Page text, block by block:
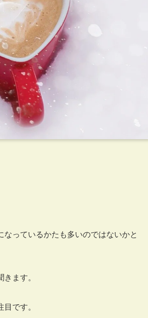
っているかたも多いのではないかと
ます。
です。